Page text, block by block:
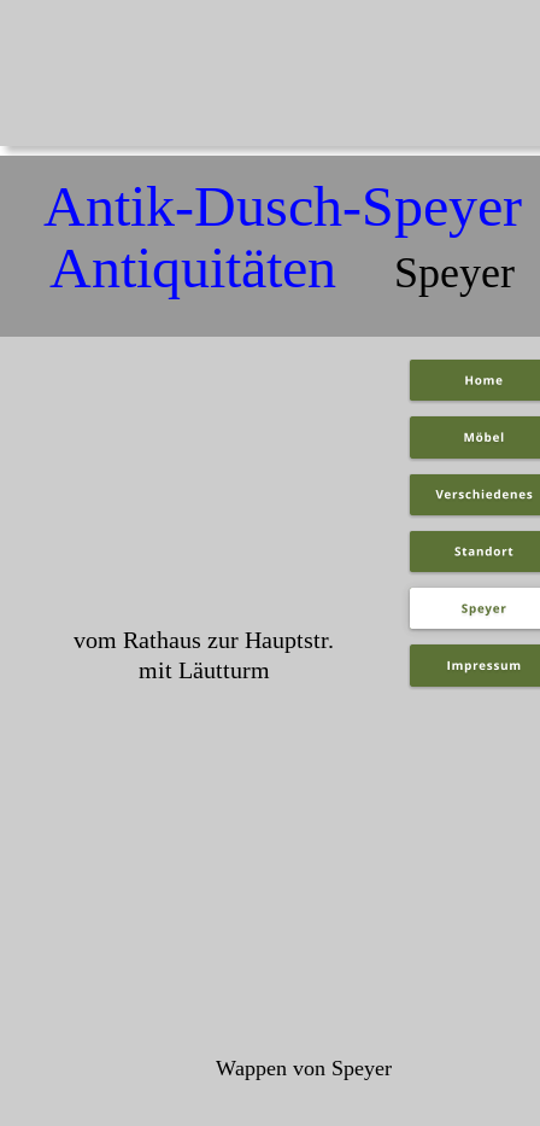
Antik-Dusch-Speyer
Antiquitäten
Speyer
Wappen von Speyer
vom Rathaus zur Hauptstr.
mit Läutturm